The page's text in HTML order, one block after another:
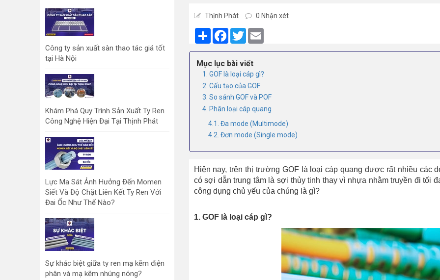
Thịnh Phát 0 Nhận xét
ShareFacebook
TwitterEmail
Mục lục bài viết
1. GOF là loại cáp gì?
2. Cấu tạo của GOF
3. So sánh GOF và POF
4. Phân loại cáp quang
4.1. Đa mode (Multimode)
4.2. Đơn mode (Single mode)
Hiện nay, trên thị trường GOF là loại cáp quang được rất nhiều các
có sợi dẫn trung tâm là sợi thủy tinh thay vì nhựa nhằm truyền đi tối
công dụng chủ yếu của chúng là gì?
1. GOF là loại cáp gì?
Công ty sản xuất sàn thao tác giá tốt
tại Hà Nội
Khám Phá Quy Trình Sản Xuất Ty Ren
Công Nghệ Hiện Đại Tại Thịnh Phát
Lực Ma Sát Ảnh Hưởng Đến Momen
Siết Và Độ Chặt Liên Kết Ty Ren Với
Đai Ốc Như Thế Nào?
Sự khác biệt giữa ty ren mạ kẽm điện
phân và mạ kẽm nhúng nóng?